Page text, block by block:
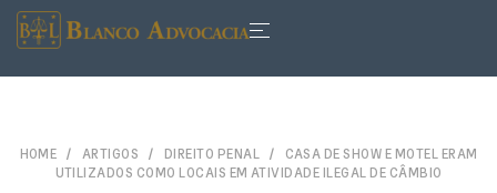
HOME ARTIGOS DIREITO PENAL
CASA DE SHOW E MOTEL ERAM
UTILIZADOS COMO LOCAIS EM ATIVIDADE ILEGAL DE CÂMBIO